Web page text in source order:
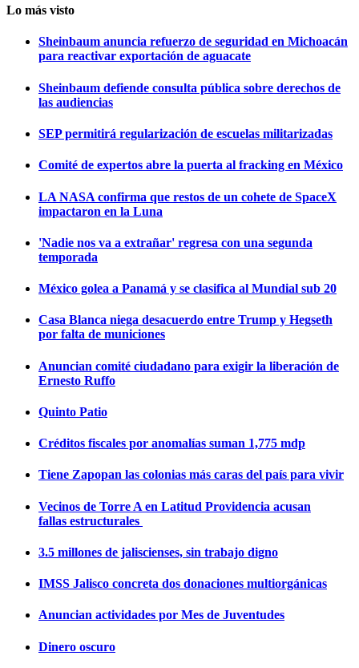
Lo más visto
Sheinbaum anuncia refuerzo de seguridad en Michoacán
para reactivar exportación de aguacate
Sheinbaum defiende consulta pública sobre derechos de
las audiencias
SEP permitirá regularización de escuelas militarizadas
Comité de expertos abre la puerta al fracking en México
LA NASA confirma que restos de un cohete de SpaceX
impactaron en la Luna
'Nadie nos va a extrañar' regresa con una segunda
temporada
México golea a Panamá y se clasifica al Mundial sub 20
Casa Blanca niega desacuerdo entre Trump y Hegseth
por falta de municiones
Anuncian comité ciudadano para exigir la liberación de
Ernesto Ruffo
Quinto Patio
Créditos fiscales por anomalías suman 1,775 mdp
Tiene Zapopan las colonias más caras del país para vivir
Vecinos de Torre A en Latitud Providencia acusan
fallas estructurales
3.5 millones de jaliscienses, sin trabajo digno
IMSS Jalisco concreta dos donaciones multiorgánicas
Anuncian actividades por Mes de Juventudes
Dinero oscuro